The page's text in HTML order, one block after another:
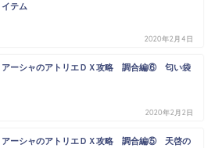
イテム
2020年2月4日
アーシャのアトリエＤＸ攻略 調合編⑥ 匂い袋
2020年2月2日
アーシャのアトリエＤＸ攻略 調合編⑤ 天啓の